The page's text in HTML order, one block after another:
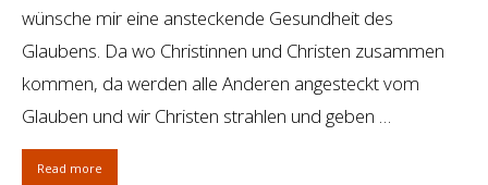
wünsche mir eine ansteckende Gesundheit des
Glaubens. Da wo Christinnen und Christen zusammen
kommen, da werden alle Anderen angesteckt vom
Glauben und wir Christen strahlen und geben …
Read more